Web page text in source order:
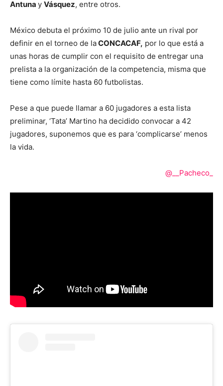
Antuna y Vásquez, entre otros.
México debuta el próximo 10 de julio ante un rival por
definir en el torneo de laCONCACAF, por lo que está a
unas horas de cumplir con el requisito de entregar una
prelista a la organización de la competencia, misma que
tiene como límite hasta 60 futbolistas.
Pese a que puede llamar a 60 jugadores a esta lista
preliminar, ‘Tata’ Martino ha decidido convocar a 42
jugadores, suponemos que es para ‘complicarse’ menos
la vida.
@__Pacheco_